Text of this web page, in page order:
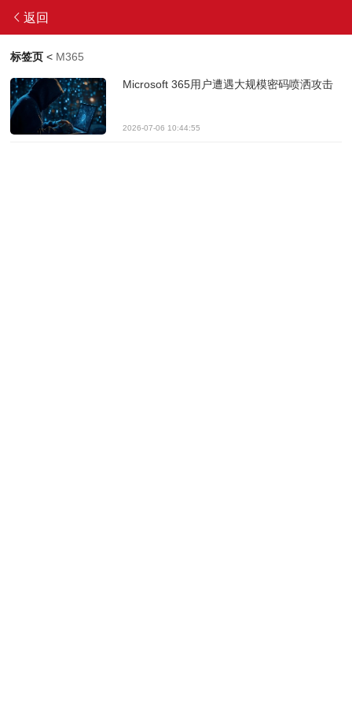
返回
标签页 < M365
Microsoft 365用户遭遇大规模密码喷洒攻击
2026-07-06 10:44:55